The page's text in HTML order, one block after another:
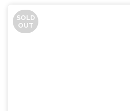
SOLD
OUT